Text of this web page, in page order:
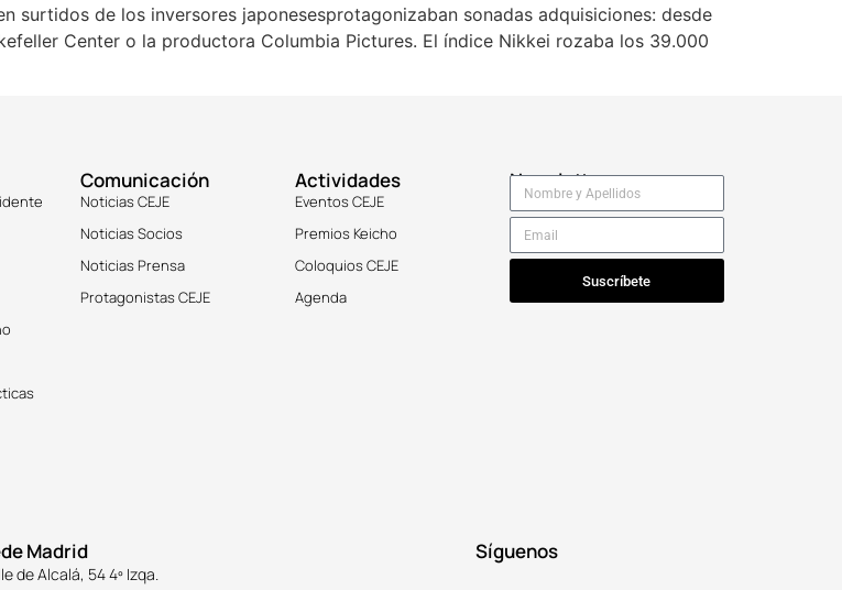
surtidos de los inversores japonesesprotagonizaban sonadas adquisiciones: desde
Center o la productora Columbia Pictures. El índice Nikkei rozaba los 39.000
Comunicación
Noticias CEJE
Noticias Socios
Noticias Prensa
Protagonistas CEJE
Actividades
Eventos CEJE
Premios Keicho
Coloquios CEJE
Agenda
Newsletter
Suscríbete
Madrid
de Alcalá, 54 4º Izqa.
Síguenos